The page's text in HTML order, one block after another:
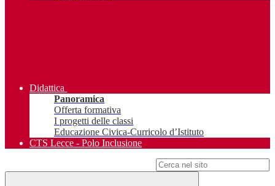
Didattica
Panoramica
Offerta formativa
I progetti delle classi
Educazione Civica-Curricolo d’Istituto
CTS Lecce - Polo Inclusione